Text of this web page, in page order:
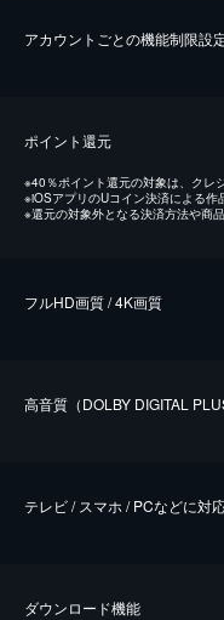
アカウントごとの機能制限設
ポイント還元
※40％ポイント還元の対象は、クレ
※iOSアプリのUコイン決済による作
※還元の対象外となる決済方法や商
フルHD画質 / 4K画質
⾼⾳質（DOLBY DIGITAL
テレビ / スマホ / PCなどに対
ダウンロード機能